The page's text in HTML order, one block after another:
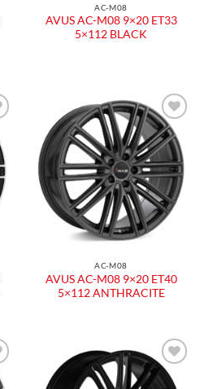
AC-M08
AVUS AC-M08 9×20 ET33
5×112 BLACK
AC-M08
AVUS AC-M08 9×20 ET40
5×112 ANTHRACITE